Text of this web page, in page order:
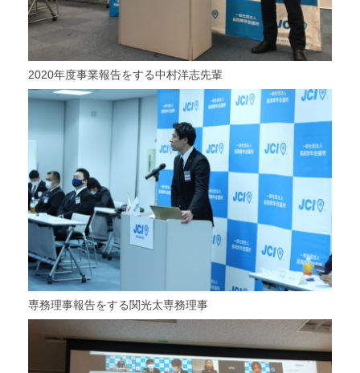
2020年度事業報告をする中村洋志先輩
専務理事報告をする関光太専務理事